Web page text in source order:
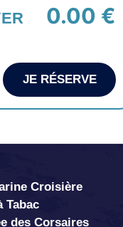
0.00 €
JE RÉSERVE
Croisière
Tabac
des Corsaires